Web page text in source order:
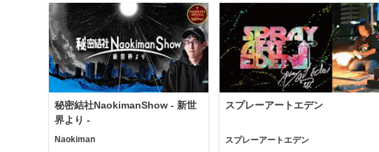
秘密結社NaokimanShow - 新世
界より -
Naokiman
スプレーアートエデン
スプレーアートエデン